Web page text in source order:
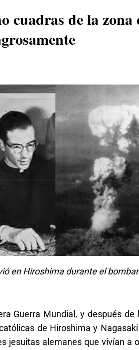
cuadras de la zona
en Hiroshima durante el
Guerra Mundial, y después de
de Hiroshima y
jesuitas alemanes que vivían a